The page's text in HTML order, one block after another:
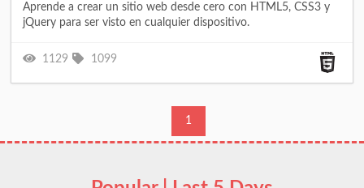
Aprende a crear un sitio web desde cero con HTML5, CSS3 y
jQuery para ser visto en cualquier dispositivo.
1129 1099
1